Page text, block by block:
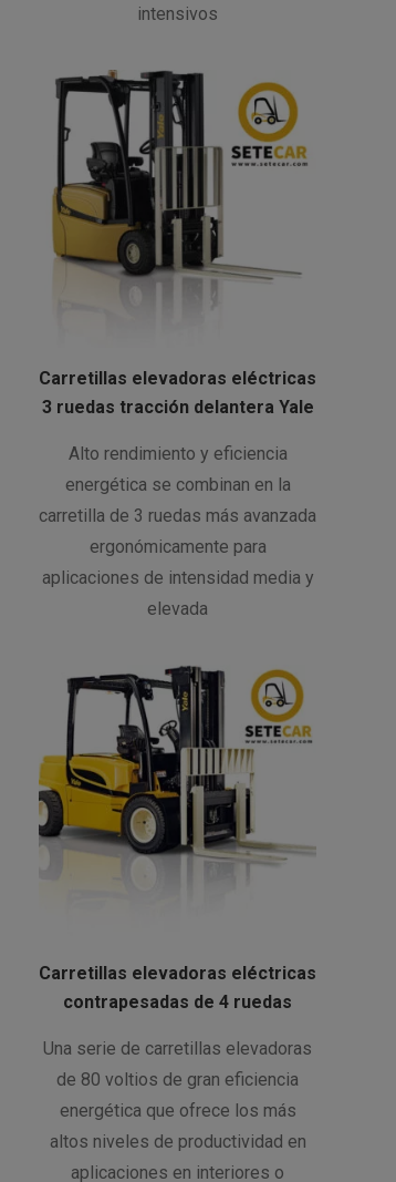
intensivos
Carretillas elevadoras eléctricas
3 ruedas tracción delantera Yale
Alto rendimiento y eficiencia
energética se combinan en la
carretilla de 3 ruedas más avanzada
ergonómicamente para
aplicaciones de intensidad media y
elevada
Carretillas elevadoras eléctricas
contrapesadas de 4 ruedas
Una serie de carretillas elevadoras
de 80 voltios de gran eficiencia
energética que ofrece los más
altos niveles de productividad en
aplicaciones en interiores o